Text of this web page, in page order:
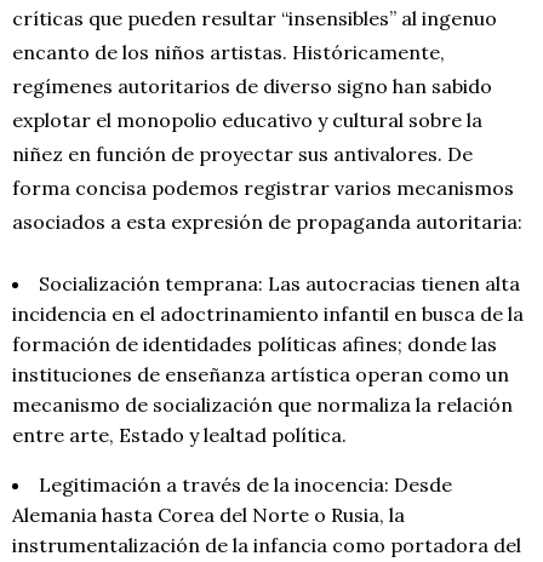
críticas que pueden resultar “insensibles” al ingenuo
encanto de los niños artistas. Históricamente,
regímenes autoritarios de diverso signo han sabido
explotar el monopolio educativo y cultural sobre la
niñez en función de proyectar sus antivalores. De
forma concisa podemos registrar varios mecanismos
asociados a esta expresión de propaganda autoritaria:
Socialización temprana: Las autocracias tienen alta
incidencia en el adoctrinamiento infantil en busca de la
formación de identidades políticas afines; donde las
instituciones de enseñanza artística operan como un
mecanismo de socialización que normaliza la relación
entre arte, Estado y lealtad política.
Legitimación a través de la inocencia: Desde
Alemania hasta Corea del Norte o Rusia, la
instrumentalización de la infancia como portadora del